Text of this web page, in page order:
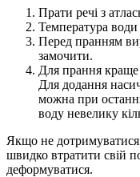
Прати речі з
Температура
Перед пранням
замочити.
Для прання краще
Для додання
можна при
воду невелику
Якщо не
швидко втратити свій
деформуватися.